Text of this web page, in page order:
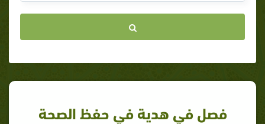
فصل في هدية في حفظ الصحة